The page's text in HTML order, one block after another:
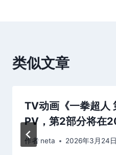
类似文章
TV动画《一拳超人
PV，第2部分将在
作者 neta 2026年3月24日